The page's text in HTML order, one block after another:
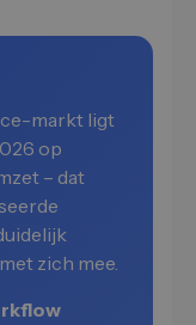
markt ligt
op
– dat
zich mee.